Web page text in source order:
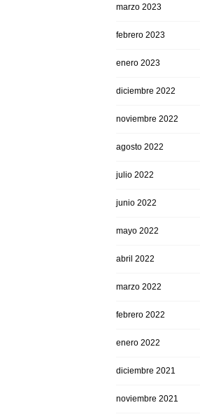
marzo 2023
febrero 2023
enero 2023
diciembre 2022
noviembre 2022
agosto 2022
julio 2022
junio 2022
mayo 2022
abril 2022
marzo 2022
febrero 2022
enero 2022
diciembre 2021
noviembre 2021